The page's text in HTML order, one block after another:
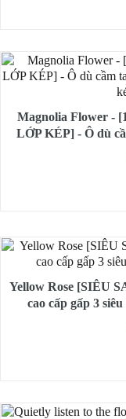
Magnolia Flower -
LỚP KÉP] - Ô dù
gỗ, 2
Yellow Rose [SIÊU
cao cấp gấp 3